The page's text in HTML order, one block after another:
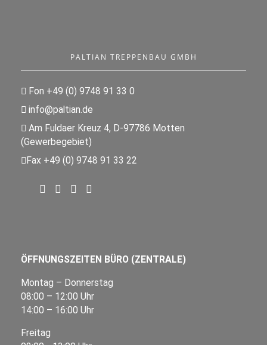
PALTIAN TREPPENBAU GMBH
Fon +49 (0) 9748 91 33 0
info@paltian.de
Am Fuldaer Kreuz 4, D-97786 Motten
(Gewerbegebiet)
Fax +49 (0) 9748 91 33 22
ÖFFNUNGSZEITEN BÜRO (ZENTRALE)
Montag – Donnerstag
08:00 – 12:00 Uhr
14:00 – 16:00 Uhr
Freitag